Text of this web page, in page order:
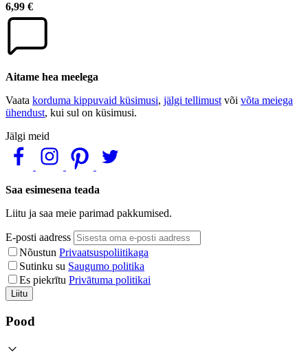
6,99 €
Aitame hea meelega
Vaata korduma kippuvaid küsimusi, jälgi tellimust või võta meiega
ühendust, kui sul on küsimusi.
Jälgi meid
Saa esimesena teada
Liitu ja saa meie parimad pakkumised.
E-posti aadress
Nõustun Privaatsuspoliitikaga
Sutinku su Saugumo politika
Es piekrītu Privātuma politikai
Liitu
Pood